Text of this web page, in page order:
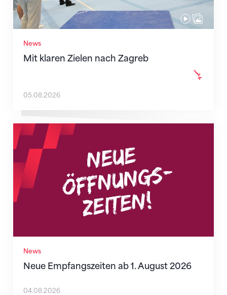
News
Mit klaren Zielen nach Zagreb
05.08.2026
News
Neue Empfangszeiten ab 1. August 2026
Neue Empfangszeiten ab 1. August 2026
04.08.2026